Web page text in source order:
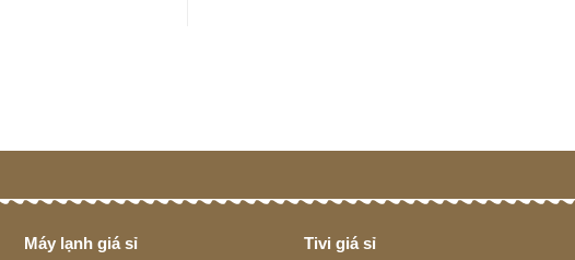
Máy lạnh giá sỉ Tivi giá sỉ